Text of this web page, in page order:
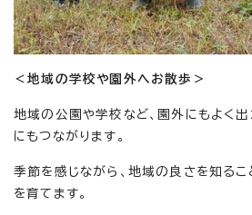
＜地域の学校や園外へお散歩＞
地域の公園や学校など、園外にもよく
にもつながります。
季節を感じながら、地域の良さを知るこ
を育てます。